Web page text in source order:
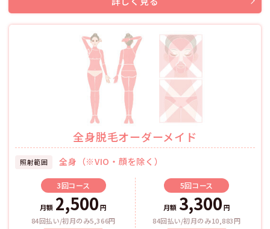
全身脱毛オーダーメイド
照射範囲 全身（※VIO・顔を除く）
3回コース
月額 2,500 円
84回払い/初月のみ5,366円
5回コース
月額 3,300円
84回払い/初月のみ10,883円